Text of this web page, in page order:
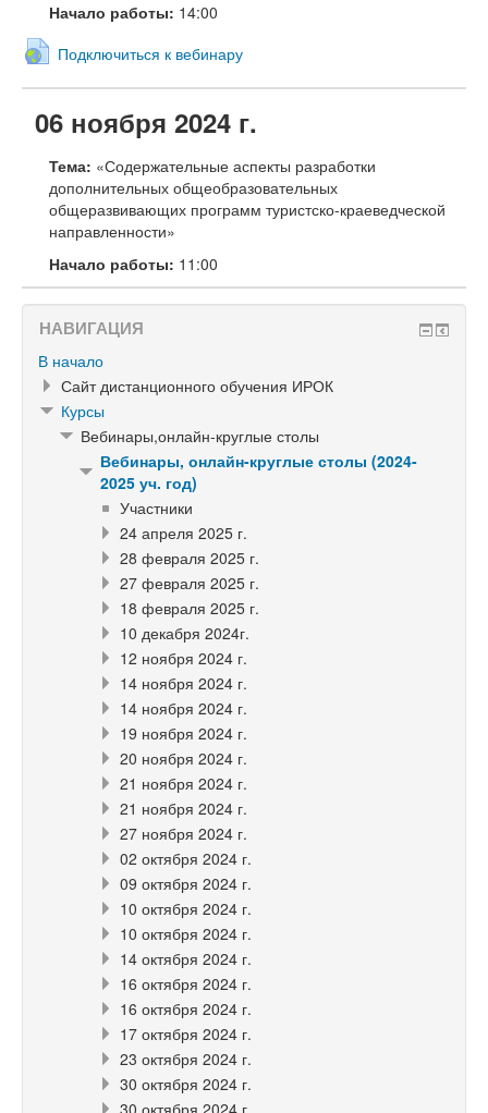
Начало работы: 14:00
Подключиться к вебинару
06 ноября 2024 г.
Тема: «Содержательные аспекты разработки
дополнительных общеобразовательных
общеразвивающих программ туристско-краеведческой
направленности»
Начало работы: 11:00
НАВИГАЦИЯ
В начало
Сайт дистанционного обучения ИРОК
Курсы
Вебинары,онлайн-круглые столы
Вебинары, онлайн-круглые столы (2024-
2025 уч. год)
Участники
24 апреля 2025 г.
28 февраля 2025 г.
27 февраля 2025 г.
18 февраля 2025 г.
10 декабря 2024г.
12 ноября 2024 г.
14 ноября 2024 г.
14 ноября 2024 г.
19 ноября 2024 г.
20 ноября 2024 г.
21 ноября 2024 г.
21 ноября 2024 г.
27 ноября 2024 г.
02 октября 2024 г.
09 октября 2024 г.
10 октября 2024 г.
10 октября 2024 г.
14 октября 2024 г.
16 октября 2024 г.
16 октября 2024 г.
17 октября 2024 г.
23 октября 2024 г.
30 октября 2024 г.
30 октября 2024 г.